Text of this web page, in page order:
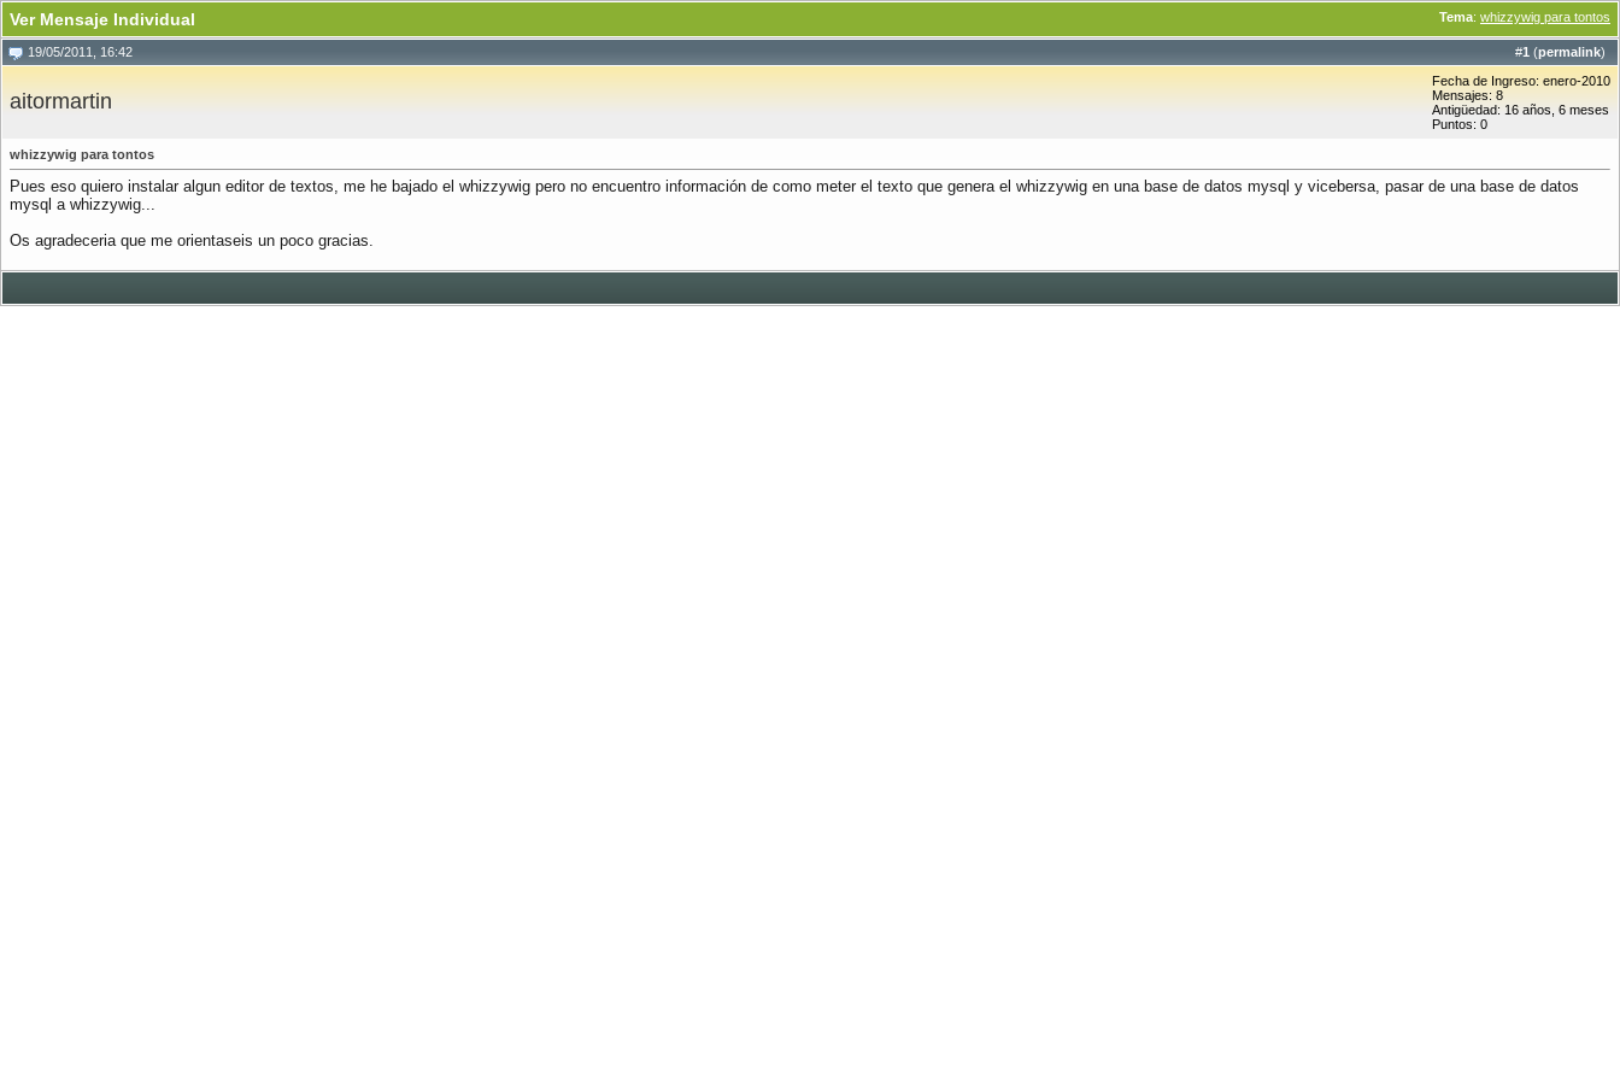
Tema: whizzywig para tontos
Ver Mensaje Individual
#1 (permalink)
19/05/2011, 16:42
aitormartin
Fecha de Ingreso: enero-2010
Mensajes: 8
Antigüedad: 16 años, 6 meses
Puntos: 0
whizzywig para tontos
Pues eso quiero instalar algun editor de textos, me he bajado el whizzywig pero no encuentro información de como meter el texto que genera el whizzywig en una base de datos mysql y vicebersa, pasar de una base de datos
mysql a whizzywig...
Os agradeceria que me orientaseis un poco gracias.